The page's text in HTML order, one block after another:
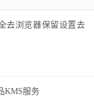
去浏览器保留设置去
KMS服务